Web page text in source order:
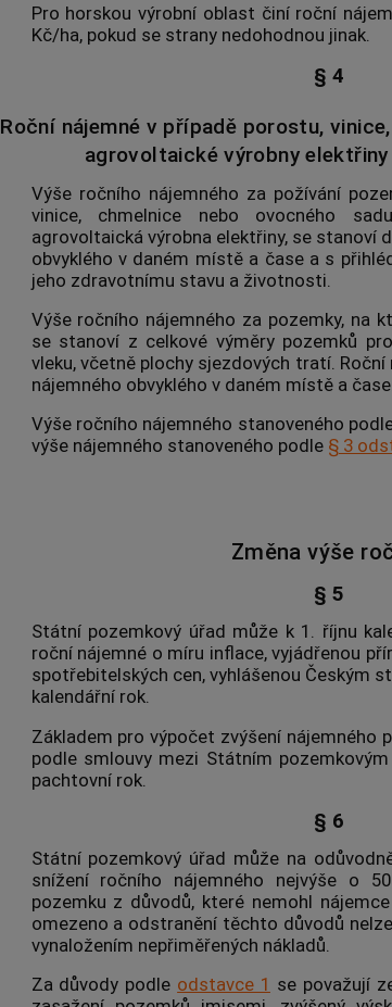
Pro horskouvýrobní oblast činí roční
Kč/ha, pokud se strany nedohodnou jinak.
§ 4
Roční nájemné v případě porostu,
agrovoltaické výrobny
Výše ročního nájemného za požívání
vinice, chmelnice nebo ovocného
agrovoltaická výrobna elektřiny, se stanoví
obvyklého v daném místě a čase a s
jeho zdravotnímu stavu a životnosti.
Výše ročního nájemného za pozemky, na
se stanoví z celkové výměry pozemků
vleku, včetně plochy sjezdových tratí.
nájemného obvyklého v daném místě a čase.
Výše ročního nájemného stanoveného
výše nájemného stanoveného podle § 3
Změna výše
§ 5
Státní pozemkový úřad může k 1. říjnu
roční nájemné o míru inflace, vyjádřenou
spotřebitelských cen, vyhlášenou Českým
kalendářní rok.
Základem pro výpočet zvýšení nájemného
podle smlouvy mezi Státním
pachtovní rok.
§ 6
Státní pozemkový úřad může na
snížení ročního nájemného nejvýše o
pozemku z důvodů, které nemohl nájemce
omezeno a odstranění těchto důvodů
vynaložením nepřiměřených nákladů.
Za důvody podle odstavce 1 se považují